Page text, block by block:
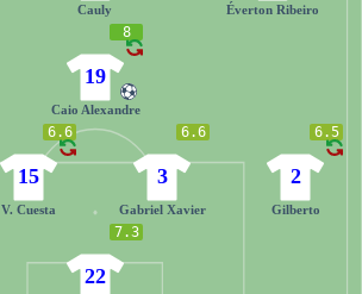
7.3
22
6.6
15
V. Cuesta
6.6
3
Gabriel Xavier
6.5
2
Gilberto
8
19
Caio Alexandre
Cauly Éverton Ribeiro